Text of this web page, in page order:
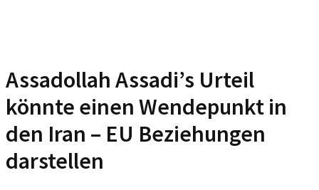
Assadollah Assadi’s Urteil
könnte einen Wendepunkt in
den Iran – EU Beziehungen
darstellen